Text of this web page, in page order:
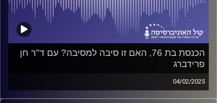
הכנסת בת 76, האם זו סיבה למסיבה? עם ד"ר חן
פרידברג
04/02/2025
פודקאסט המכון לחירות ואחריות באוניברסיטת רייכמן